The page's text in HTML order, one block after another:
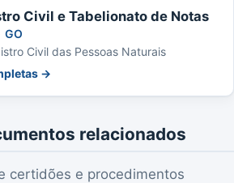
Civil e Tabelionato de Notas
GO
Civil das Pessoas Naturais
→
relacionados
certidões e procedimentos